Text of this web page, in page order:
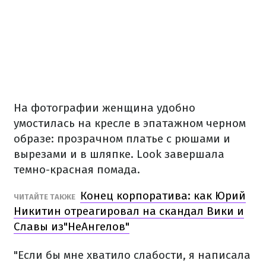
На фотографии женщина удобно
умостилась на кресле в эпатажном черном
образе: прозрачном платье с рюшами и
вырезами и в шляпке. Look завершала
темно-красная помада.
ЧИТАЙТЕ ТАКЖЕ
Конец корпоратива: как Юрий
Никитин отреагировал на скандал Вики и
Славы из"НеАнгелов"
"Если бы мне хватило слабости, я написала